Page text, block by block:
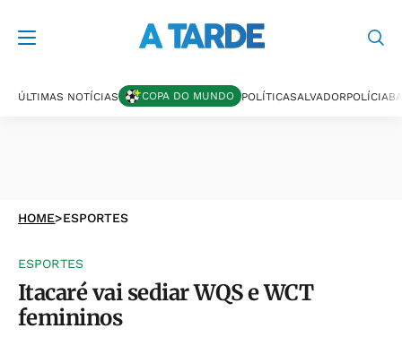
ÚLTIMAS NOTÍCIAS COPA DO MUNDO POLÍTICASALVADORPOLÍCIA
HOME>ESPORTES
ESPORTES
Itacaré vai sediar WQS e WCT
femininos